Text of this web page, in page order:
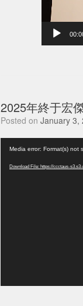
2025年終于宏
Posted on January 3,
Player
Media error: Format(s) not
Download File: https://ccctaus-